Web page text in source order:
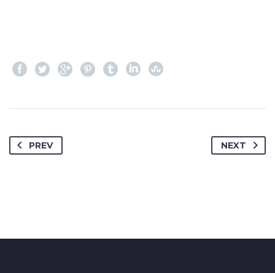
PREV NEXT